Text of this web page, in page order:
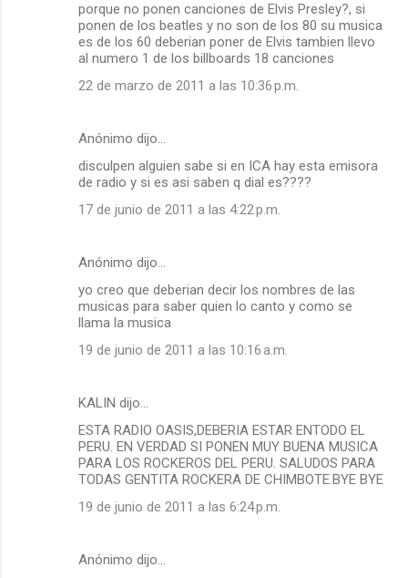
porque no ponen canciones de Elvis Presley?, si
ponen de los beatles y no son de los 80 su musica
es de los 60 deberian poner de Elvis tambien llevo
al numero 1 de los billboards 18 canciones
22 de marzo de 2011 a las 10:36 p.m.
Anónimo dijo…
disculpen alguien sabe si en ICA hay esta emisora
de radio y si es asi saben q dial es????
17 de junio de 2011 a las 4:22 p.m.
Anónimo dijo…
yo creo que deberian decir los nombres de las
musicas para saber quien lo canto y como se
llama la musica
19 de junio de 2011 a las 10:16 a.m.
KALIN dijo…
ESTA RADIO OASIS,DEBERIA ESTAR ENTODO EL
PERU. EN VERDAD SI PONEN MUY BUENA MUSICA
PARA LOS ROCKEROS DEL PERU. SALUDOS PARA
TODAS GENTITA ROCKERA DE CHIMBOTE.BYE BYE
19 de junio de 2011 a las 6:24 p.m.
Anónimo dijo…